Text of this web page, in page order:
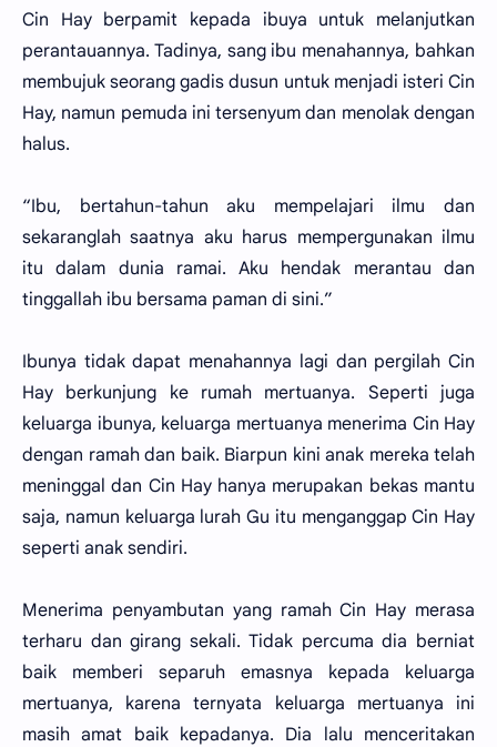
Cin Hay berpamit kepada ibuya untuk melanjutkan
perantauannya. Tadinya, sang ibu menahannya, bahkan
membujuk seorang gadis dusun untuk menjadi isteri Cin
Hay, namun pemuda ini tersenyum dan menolak dengan
halus.
“Ibu, bertahun-tahun aku mempelajari ilmu dan
sekaranglah saatnya aku harus mempergunakan ilmu
itu dalam dunia ramai. Aku hendak merantau dan
tinggallah ibu bersama paman di sini.”
Ibunya tidak dapat menahannya lagi dan pergilah Cin
Hay berkunjung ke rumah mertuanya. Seperti juga
keluarga ibunya, keluarga mertuanya menerima Cin Hay
dengan ramah dan baik. Biarpun kini anak mereka telah
meninggal dan Cin Hay hanya merupakan bekas mantu
saja, namun keluarga lurah Gu itu menganggap Cin Hay
seperti anak sendiri.
Menerima penyambutan yang ramah Cin Hay merasa
terharu dan girang sekali. Tidak percuma dia berniat
baik memberi separuh emasnya kepada keluarga
mertuanya, karena ternyata keluarga mertuanya ini
masih amat baik kepadanya. Dia lalu menceritakan